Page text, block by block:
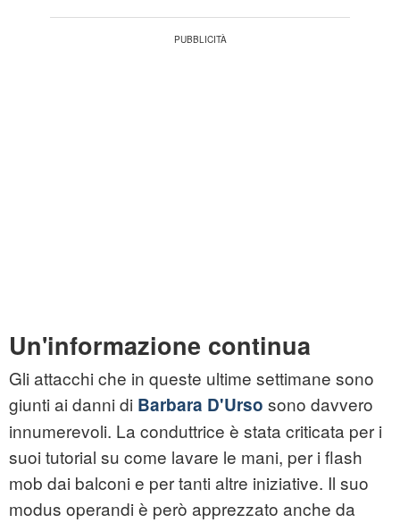
Un'informazione continua
Gli attacchi che in queste ultime settimane sono
giunti ai danni di Barbara D'Urso sono davvero
innumerevoli. La conduttrice è stata criticata per i
suoi tutorial su come lavare le mani, per i flash
mob dai balconi e per tanti altre iniziative. Il suo
modus operandi è però apprezzato anche da